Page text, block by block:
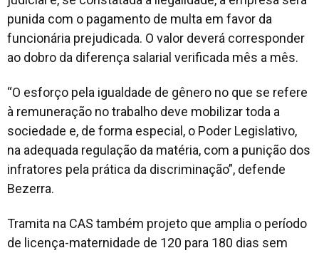
punida com o pagamento de multa em favor da
funcionária prejudicada. O valor deverá corresponder
ao dobro da diferença salarial verificada mês a mês.
“O esforço pela igualdade de gênero no que se refere
à remuneração no trabalho deve mobilizar toda a
sociedade e, de forma especial, o Poder Legislativo,
na adequada regulação da matéria, com a punição dos
infratores pela prática da discriminação”, defende
Bezerra.
Tramita na CAS também projeto que amplia o período
de licença-maternidade de 120 para 180 dias sem